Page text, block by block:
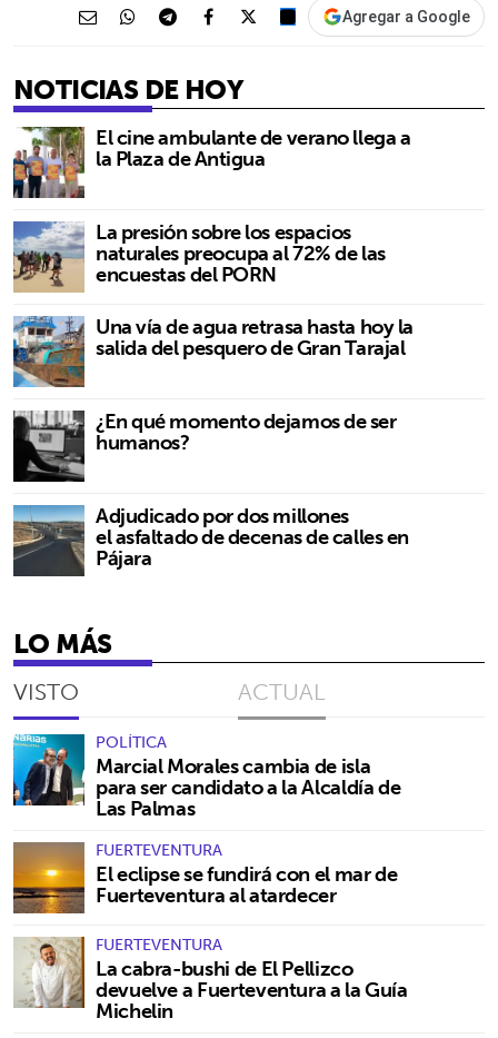
Agregar a Google
NOTICIAS DE HOY
El cine ambulante de verano llega a
la Plaza de Antigua
La presión sobre los espacios
naturales preocupa al 72% de las
encuestas del PORN
Una vía de agua retrasa hasta hoy la
salida del pesquero de Gran Tarajal
¿En qué momento dejamos de ser
humanos?
Adjudicado por dos millones
el asfaltado de decenas de calles en
Pájara
LO MÁS
VISTO ACTUAL
POLÍTICA
Marcial Morales cambia de isla
para ser candidato a la Alcaldía de
Las Palmas
FUERTEVENTURA
El eclipse se fundirá con el mar de
Fuerteventura al atardecer
FUERTEVENTURA
La cabra-bushi de El Pellizco
devuelve a Fuerteventura a la Guía
Michelin